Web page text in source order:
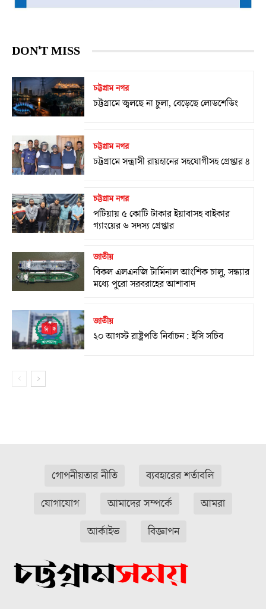
DON'T MISS
চট্টগ্রাম নগর
চট্টগ্রামে জ্বলছে না চুলা, বেড়েছে লোডশেডিং
চট্টগ্রাম নগর
চট্টগ্রামে সন্ত্রাসী রায়হানের সহযোগীসহ গ্রেপ্তার ৪
চট্টগ্রাম নগর
পটিয়ায় ৫ কোটি টাকার ইয়াবাসহ বাইকার
গ্যাংয়ের ৬ সদস্য গ্রেপ্তার
জাতীয়
বিকল এলএনজি টার্মিনাল আংশিক চালু, সন্ধ্যার
মধ্যে পুরো সরবরাহের আশাবাদ
জাতীয়
২০ আগস্ট রাষ্ট্রপতি নির্বাচন : ইসি সচিব
গোপনীয়তার নীতি
ব্যবহারের শর্তাবলি
যোগাযোগ
আমাদের সম্পর্কে
আমরা
আর্কাইভ
বিজ্ঞাপন